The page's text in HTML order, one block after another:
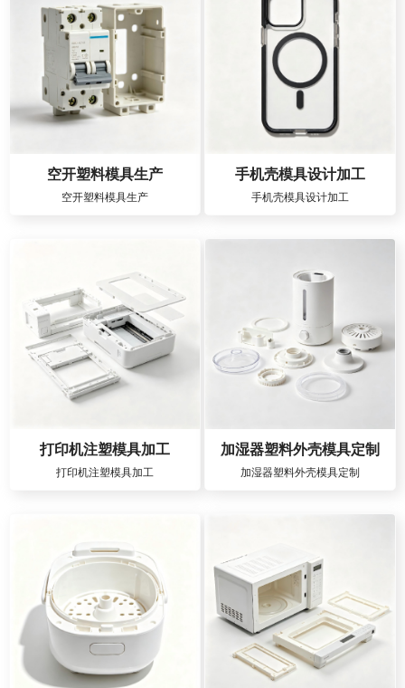
空开塑料模具生产
空开塑料模具生产
手机壳模具设计加工
手机壳模具设计加工
打印机注塑模具加工
打印机注塑模具加工
加湿器塑料外壳模具定制
加湿器塑料外壳模具定制